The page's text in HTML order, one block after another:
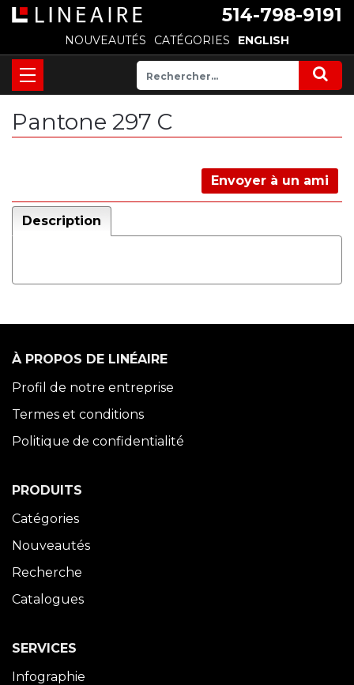
514-798-9191
NOUVEAUTÉS CATÉGORIES ENGLISH
Pantone 297 C
Envoyer à un ami
Description
À PROPOS DE LINÉAIRE
Profil de notre entreprise
Termes et conditions
Politique de confidentialité
PRODUITS
Catégories
Nouveautés
Recherche
Catalogues
SERVICES
Infographie